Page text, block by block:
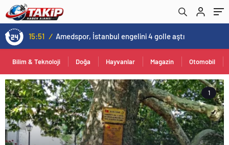
13:00 / Kovid-19 aramızda geziyor: Test yapılmadığı için kimse farkında değil
Bilim & Teknoloji Doğa Hayvanlar Magazin Otomobil
1